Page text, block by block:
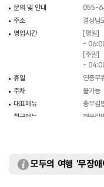
문의 및 안내
055-
주소
경상남
영업시간
[평일]
-
[주말]
-
휴일
연중무
주차
불가능
대표메뉴
충무김
취급메뉴
해물라
모두의 여행 '무장